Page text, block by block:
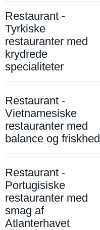
Restaurant -
Tyrkiske
restauranter med
krydrede
specialiteter
Restaurant -
Vietnamesiske
restauranter med
balance og friskhed
Restaurant -
Portugisiske
restauranter med
smag af
Atlanterhavet